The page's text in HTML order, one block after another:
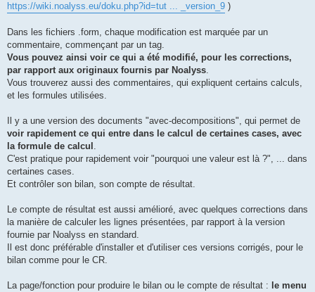
https://wiki.noalyss.eu/doku.php?id=tut ... _version_9 )
Dans les fichiers .form, chaque modification est marquée par un
commentaire, commençant par un tag.
Vous pouvez ainsi voir ce qui a été modifié, pour les corrections,
par rapport aux originaux fournis par Noalyss.
Vous trouverez aussi des commentaires, qui expliquent certains calculs,
et les formules utilisées.
Il y a une version des documents "avec-decompositions", qui permet de
voir rapidement ce qui entre dans le calcul de certaines cases, avec
la formule de calcul .
C'est pratique pour rapidement voir "pourquoi une valeur est là ?", ... dans
certaines cases.
Et contrôler son bilan, son compte de résultat.
Le compte de résultat est aussi amélioré, avec quelques corrections dans
la manière de calculer les lignes présentées, par rapport à la version
fournie par Noalyss en standard.
Il est donc préférable d'installer et d'utiliser ces versions corrigés, pour le
bilan comme pour le CR.
La page/fonction pour produire le bilan ou le compte de résultat : le menu